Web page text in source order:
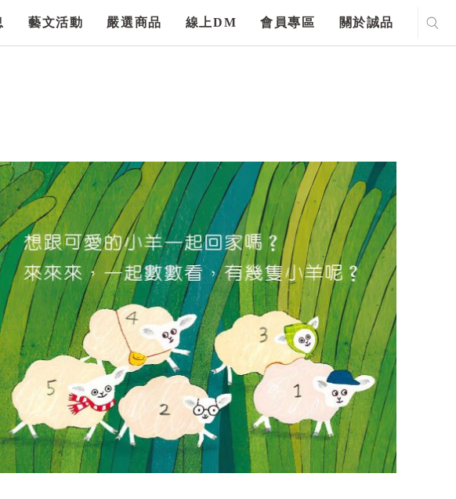
藝文活動 嚴選商品 線上DM 會員專區 關於誠品